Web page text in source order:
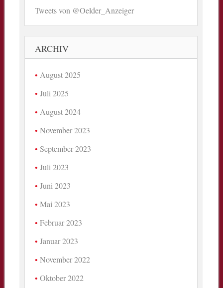
Tweets von @Oelder_Anzeiger
ARCHIV
August 2025
Juli 2025
August 2024
November 2023
September 2023
Juli 2023
Juni 2023
Mai 2023
Februar 2023
Januar 2023
November 2022
Oktober 2022